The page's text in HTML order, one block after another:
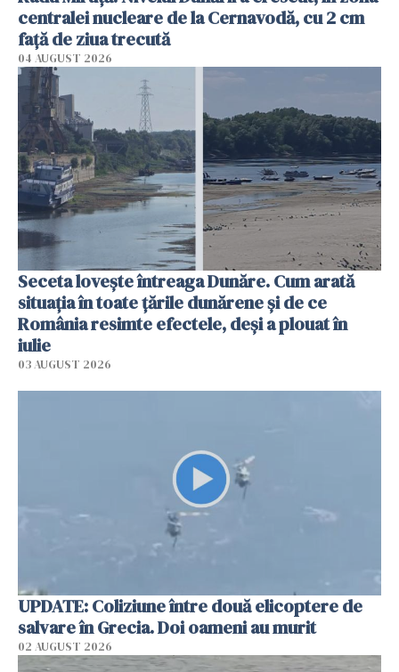
centralei nucleare de la Cernavodă, cu 2 cm
faţă de ziua trecută
04 AUGUST 2026
Seceta lovește întreaga Dunăre. Cum arată
situația în toate țările dunărene și de ce
România resimte efectele, deși a plouat în
iulie
03 AUGUST 2026
UPDATE: Coliziune între două elicoptere de
salvare în Grecia. Doi oameni au murit
02 AUGUST 2026